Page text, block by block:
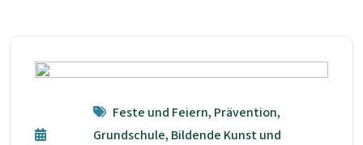
Feste und Feiern, Prävention,
Grundschule, Bildende Kunst und